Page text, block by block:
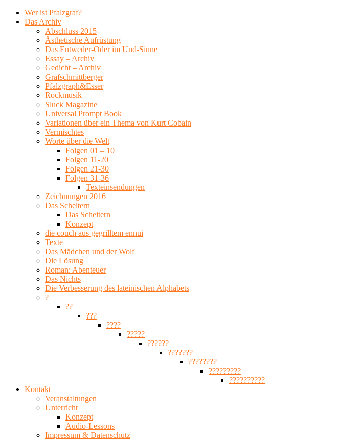
Wer ist Pfalzgraf?
Das Archiv
Abschluss 2015
Ästhetische Aufrüstung
Das Entweder-Oder im Und-Sinne
Essay – Archiv
Gedicht – Archiv
Grafschmittberger
Pfalzgraph&Esser
Rockmusik
Sluck Magazine
Universal Prompt Book
Variationen über ein Thema von Kurt Cobain
Vermischtes
Worte über die Welt
Folgen 01 – 10
Folgen 11-20
Folgen 21-30
Folgen 31-36
Texteinsendungen
Zeichnungen 2016
Das Scheitern
Das Scheitern
Konzept
die couch aus gegrilltem ennui
Texte
Das Mädchen und der Wolf
Die Lösung
Roman: Abenteuer
Das Nichts
Die Verbesserung des lateinischen Alphabets
?
??
???
????
?????
??????
???????
????????
?????????
??????????
Kontakt
Veranstaltungen
Unterricht
Konzept
Audio-Lessons
Impressum & Datenschutz